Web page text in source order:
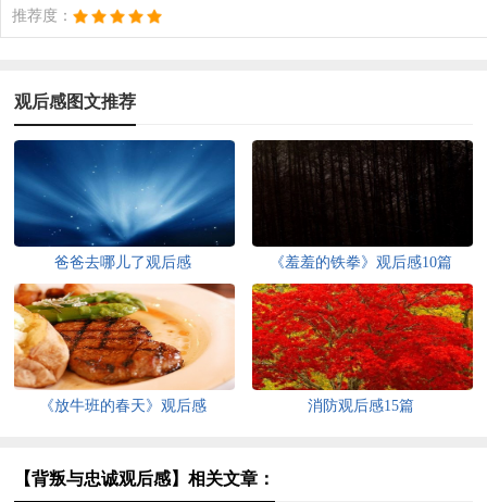
推荐度：
观后感图文推荐
爸爸去哪儿了观后感 《羞羞的铁拳》观后感10篇
《放牛班的春天》观后感 消防观后感15篇
【背叛与忠诚观后感】相关文章：